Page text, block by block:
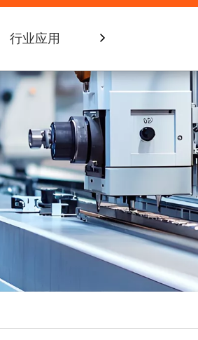
行业应用 技术支持